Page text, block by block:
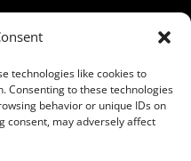
technologies like cookies to
Consenting to these technologies
behavior or unique IDs on
consent, may adversely affect
du-Lac.
Cruseilles - Design intérieur
- Conseil en décoration Cruseilles -
- Design d'espace Cruseilles
- Adaptation PMR Cruseilles -
- Décoratrice d'intérieur Menthon-
Saint-Bernard - Coaching en
intérieur Menthon-Saint-Bernard -
- Conseil en décoration Menthon-
– 2024